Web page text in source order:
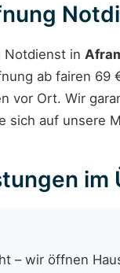
Notdienst in
ab fairen 69
vor Ort. Wir
sich auf unsere
im
– wir öffnen